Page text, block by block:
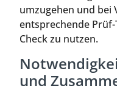
umzugehen und bei
entsprechende
Check zu nutzen.
und